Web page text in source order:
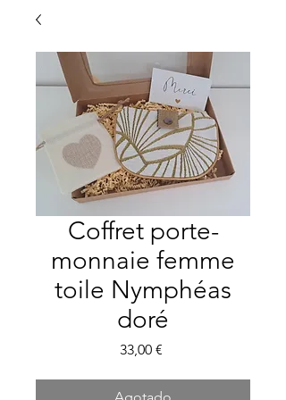
Coffret porte-
monnaie femme
toile Nymphéas
doré
33,00 €Precio